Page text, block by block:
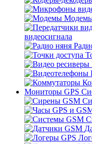
видеосигнала
Мониторы GPS